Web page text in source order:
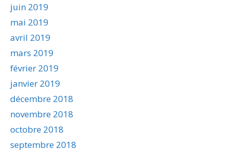
juin 2019
mai 2019
avril 2019
mars 2019
février 2019
janvier 2019
décembre 2018
novembre 2018
octobre 2018
septembre 2018